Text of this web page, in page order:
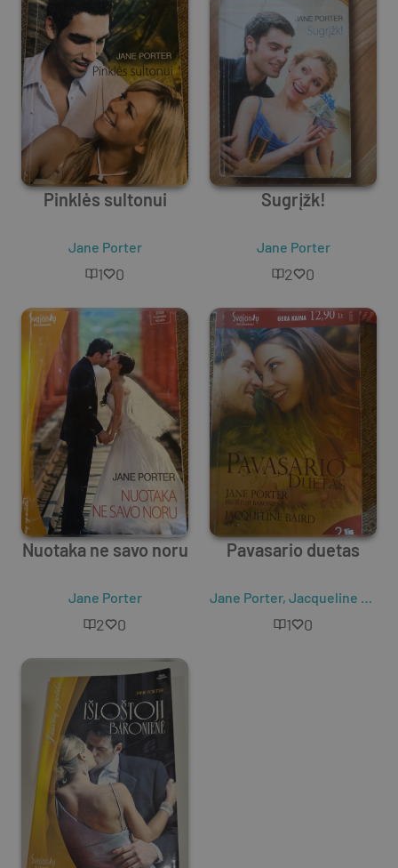
Pinklės sultonui
Jane Porter
1 0
Sugrįžk!
Jane Porter
2 0
Nuotaka ne savo noru
Jane Porter
2 0
Pavasario duetas
Jane Porter, Jacqueline Baird
1 0